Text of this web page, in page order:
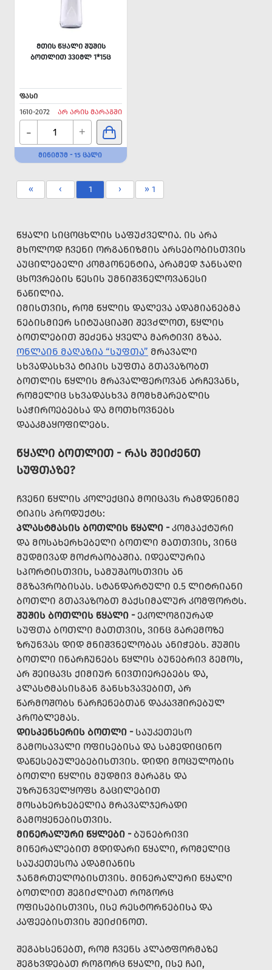
ᲛᲗᲘᲡ ᲬᲧᲐᲚᲘ ᲨᲣᲨᲘᲡ
ᲑᲝᲗᲚᲘᲗ 330ᲛᲚ 1*15Ც
ᲤᲐᲡᲘ
1610-2072
ᲐᲠ ᲐᲠᲘᲡ ᲛᲐᲠᲐᲒᲨᲘ
- +
ᲛᲘᲜᲘᲛᲣᲛ - 15 ᲪᲐᲚᲘ
« ‹ 1 › » 1
ᲬᲧᲐᲚᲘ ᲡᲘᲪᲝᲪᲮᲚᲘᲡ ᲡᲐᲤᲣᲫᲕᲔᲚᲘᲐ. ᲘᲡ ᲐᲠᲐ
ᲛᲮᲝᲚᲝᲓ ᲩᲕᲔᲜᲘ ᲝᲠᲒᲐᲜᲘᲖᲛᲘᲡ ᲐᲠᲡᲔᲑᲝᲑᲘᲡᲗᲕᲘᲡ
ᲐᲣᲪᲘᲚᲔᲑᲔᲚᲘ ᲙᲝᲛᲞᲝᲜᲔᲜᲢᲘᲐ, ᲐᲠᲐᲛᲔᲓ ᲯᲐᲜᲡᲐᲦᲘ
ᲪᲮᲝᲕᲠᲔᲑᲘᲡ ᲬᲔᲡᲘᲡ ᲣᲛᲜᲘᲨᲕᲜᲔᲚᲝᲕᲐᲜᲔᲡᲘ
ᲜᲐᲬᲘᲚᲘᲐ.
ᲘᲛᲘᲡᲗᲕᲘᲡ, ᲠᲝᲛ ᲬᲧᲚᲘᲡ ᲓᲐᲚᲔᲕᲐ ᲐᲓᲐᲛᲘᲐᲜᲔᲑᲛᲐ
ᲜᲔᲑᲘᲡᲛᲘᲔᲠ ᲡᲘᲢᲣᲐᲪᲘᲐᲨᲘ ᲨᲔᲕᲫᲚᲝᲗ, ᲬᲧᲚᲘᲡ
ᲑᲝᲗᲚᲔᲑᲘᲗ ᲨᲔᲫᲔᲜᲐ ᲧᲕᲔᲚᲐ ᲛᲐᲠᲢᲘᲕᲘ ᲒᲖᲐᲐ.
ᲝᲜᲚᲐᲘᲜ ᲛᲐᲦᲐᲖᲘᲐ “ᲡᲣᲤᲗᲐ” ᲛᲠᲐᲕᲐᲚᲘ
ᲡᲮᲕᲐᲓᲐᲡᲮᲕᲐ ᲢᲘᲞᲘᲡ ᲡᲣᲤᲗᲐ ᲒᲗᲐᲕᲐᲖᲝᲑᲗ
ᲑᲝᲗᲚᲘᲡ ᲬᲧᲚᲘᲡ ᲛᲠᲐᲕᲐᲚᲤᲔᲠᲝᲕᲐᲜ ᲐᲠᲩᲔᲕᲐᲜᲡ,
ᲠᲝᲛᲔᲚᲘᲪ ᲡᲮᲕᲐᲓᲐᲡᲮᲕᲐ ᲛᲝᲛᲮᲛᲐᲠᲔᲑᲚᲘᲡ
ᲡᲐᲭᲘᲠᲝᲔᲑᲔᲑᲡᲐ ᲓᲐ ᲛᲝᲗᲮᲝᲕᲜᲔᲑᲡ
ᲓᲐᲐᲙᲛᲐᲧᲝᲤᲘᲚᲔᲑᲡ.
ᲬᲧᲐᲚᲘ ᲑᲝᲗᲚᲘᲗ - ᲠᲐᲡ ᲨᲔᲘᲫᲔᲜᲗ
ᲡᲣᲤᲗᲐᲖᲔ?
ᲩᲕᲔᲜᲘ ᲬᲧᲚᲘᲡ ᲙᲝᲚᲔᲥᲪᲘᲐ ᲛᲝᲘᲪᲐᲕᲡ ᲠᲐᲛᲓᲔᲜᲘᲛᲔ
ᲢᲘᲞᲘᲡ ᲞᲠᲝᲓᲣᲥᲢᲡ:
ᲞᲚᲐᲡᲢᲛᲐᲡᲘᲡ ᲑᲝᲗᲚᲘᲡ ᲬᲧᲐᲚᲘ -ᲙᲝᲛᲞᲐᲥᲢᲣᲠᲘ
ᲓᲐ ᲛᲝᲡᲐᲮᲔᲠᲮᲔᲑᲔᲚᲘ ᲑᲝᲗᲚᲘ ᲛᲐᲗᲗᲕᲘᲡ, ᲕᲘᲜᲪ
ᲛᲣᲓᲛᲘᲕᲐᲓ ᲛᲝᲫᲠᲐᲝᲑᲐᲨᲘᲐ. ᲘᲓᲔᲐᲚᲣᲠᲘᲐ
ᲡᲞᲝᲠᲢᲘᲡᲗᲕᲘᲡ, ᲡᲐᲛᲣᲨᲐᲝᲡᲗᲕᲘᲡ ᲐᲜ
ᲛᲒᲖᲐᲕᲠᲝᲑᲘᲡᲐᲡ. ᲡᲢᲐᲜᲓᲐᲠᲢᲣᲚᲘ 0.5 ᲚᲘᲢᲠᲘᲐᲜᲘ
ᲑᲝᲗᲚᲘ ᲒᲗᲐᲕᲐᲖᲝᲑᲗ ᲛᲐᲥᲡᲘᲛᲐᲚᲣᲠ ᲙᲝᲛᲤᲝᲠᲢᲡ.
ᲨᲣᲨᲘᲡ ᲑᲝᲗᲚᲘᲡ ᲬᲧᲐᲚᲘ - ᲔᲙᲝᲚᲝᲒᲘᲣᲠᲐᲓ
ᲡᲣᲤᲗᲐ ᲑᲝᲗᲚᲘ ᲛᲐᲗᲗᲕᲘᲡ, ᲕᲘᲜᲪ ᲒᲐᲠᲔᲛᲝᲖᲔ
ᲖᲠᲣᲜᲕᲐᲡ ᲓᲘᲓ ᲛᲜᲘᲨᲕᲜᲔᲚᲝᲑᲐᲡ ᲐᲜᲘᲭᲔᲑᲡ. ᲨᲣᲨᲘᲡ
ᲑᲝᲗᲚᲘ ᲘᲜᲐᲠᲩᲣᲜᲔᲑᲡ ᲬᲧᲚᲘᲡ ᲑᲣᲜᲔᲑᲠᲘᲕ ᲒᲔᲛᲝᲡ,
ᲐᲠ ᲨᲔᲘᲪᲐᲕᲡ ᲥᲘᲛᲘᲣᲠ ᲜᲘᲕᲗᲘᲔᲠᲔᲑᲔᲑᲡ ᲓᲐ,
ᲞᲚᲐᲡᲢᲛᲐᲡᲘᲡᲒᲐᲜ ᲒᲐᲜᲡᲮᲕᲐᲕᲔᲑᲘᲗ, ᲐᲠ
ᲬᲐᲠᲛᲝᲨᲝᲑᲡ ᲜᲐᲠᲩᲔᲜᲔᲑᲗᲐᲜ ᲓᲐᲙᲐᲕᲨᲘᲠᲔᲑᲣᲚ
ᲞᲠᲝᲑᲚᲔᲛᲐᲡ.
ᲓᲘᲡᲞᲔᲜᲡᲔᲠᲘᲡ ᲑᲝᲗᲚᲘ - ᲡᲐᲣᲙᲔᲗᲔᲡᲝ
ᲒᲐᲛᲝᲡᲐᲕᲐᲚᲘ ᲝᲤᲘᲡᲔᲑᲘᲡᲐ ᲓᲐ ᲡᲐᲛᲔᲓᲘᲪᲘᲜᲝ
ᲓᲐᲬᲔᲡᲔᲑᲣᲚᲔᲑᲔᲑᲘᲡᲗᲕᲘᲡ. ᲓᲘᲓᲘ ᲛᲝᲪᲣᲚᲝᲑᲘᲡ
ᲑᲝᲗᲚᲘ ᲬᲧᲚᲘᲡ ᲛᲣᲓᲛᲘᲕ ᲛᲐᲠᲐᲒᲡ ᲓᲐ
ᲣᲖᲠᲣᲜᲕᲔᲚᲧᲝᲤᲡ ᲒᲐᲪᲘᲚᲔᲑᲘᲗ
ᲛᲝᲡᲐᲮᲔᲠᲮᲔᲑᲔᲚᲘᲐ ᲛᲠᲐᲕᲐᲚᲯᲔᲠᲐᲓᲘ
ᲒᲐᲛᲝᲧᲔᲜᲔᲑᲘᲡᲗᲕᲘᲡ.
ᲛᲘᲜᲔᲠᲐᲚᲣᲠᲘ ᲬᲧᲚᲔᲑᲘ - ᲑᲣᲜᲔᲑᲠᲘᲕᲘ
ᲛᲘᲜᲔᲠᲐᲚᲔᲑᲘᲗ ᲛᲓᲘᲓᲐᲠᲘ ᲬᲧᲐᲚᲘ, ᲠᲝᲛᲔᲚᲘᲪ
ᲡᲐᲣᲙᲔᲗᲔᲡᲝᲐ ᲐᲓᲐᲛᲘᲐᲜᲘᲡ
ᲯᲐᲜᲛᲠᲗᲔᲚᲝᲑᲘᲡᲗᲕᲘᲡ. ᲛᲘᲜᲔᲠᲐᲚᲣᲠᲘ ᲬᲧᲐᲚᲘ
ᲑᲝᲗᲚᲘᲗ ᲨᲔᲒᲘᲫᲚᲘᲐᲗ ᲠᲝᲒᲝᲠᲪ
ᲝᲤᲘᲡᲔᲑᲘᲡᲗᲕᲘᲡ, ᲘᲡᲔ ᲠᲔᲡᲢᲝᲠᲜᲔᲑᲘᲡᲐ ᲓᲐ
ᲙᲐᲤᲔᲔᲑᲘᲡᲗᲕᲘᲡ ᲨᲔᲘᲫᲘᲜᲝᲗ.
ᲨᲔᲒᲐᲮᲡᲔᲜᲔᲑᲗ, ᲠᲝᲛ ᲩᲕᲔᲜᲡ ᲞᲚᲐᲢᲤᲝᲠᲛᲐᲖᲔ
ᲨᲔᲒᲮᲕᲓᲔᲑᲐᲗ ᲠᲝᲒᲝᲠᲪ ᲬᲧᲐᲚᲘ, ᲘᲡᲔ ᲩᲐᲘ,